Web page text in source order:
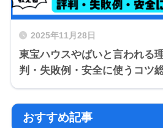
2025年11月28日
東宝ハウスやばいと言われる
判・失敗例・安全に使うコツ
おすすめ記事